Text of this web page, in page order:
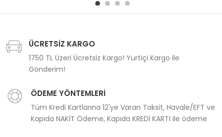
ÜCRETSİZ KARGO
1750 TL Üzeri Ücretsiz Kargo! Yurtiçi Kargo ile
Gönderim!
ÖDEME YÖNTEMLERİ
Tüm Kredi Kartlarına 12'ye Varan Taksit, Havale/EFT ve
Kapıda NAKİT Ödeme, Kapıda KREDİ KARTI ile ödeme